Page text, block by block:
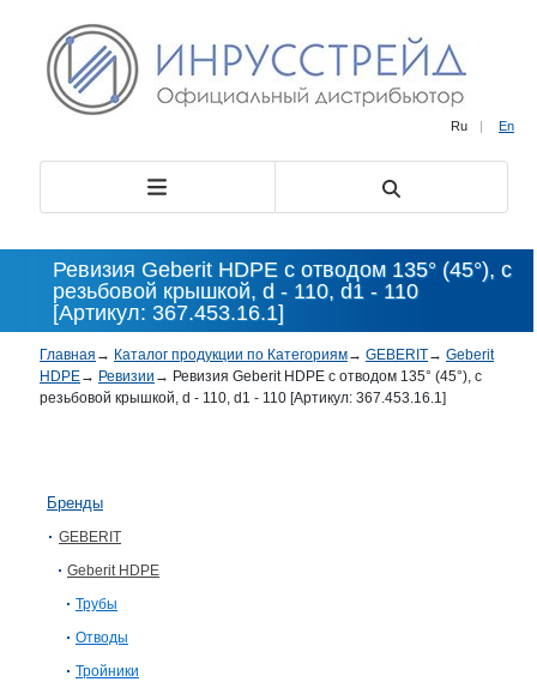
Ru | En
Ревизия Geberit HDPE с отводом 135° (45°), с
резьбовой крышкой, d - 110, d1 - 110
[Артикул: 367.453.16.1]
Главная → Каталог продукции по Категориям→ GEBERIT→ Geberit
HDPE→ Ревизии → Ревизия Geberit HDPE с отводом 135° (45°), с
резьбовой крышкой, d - 110, d1 - 110 [Артикул: 367.453.16.1]
Бренды
GEBERIT
Geberit HDPE
Трубы
Отводы
Тройники